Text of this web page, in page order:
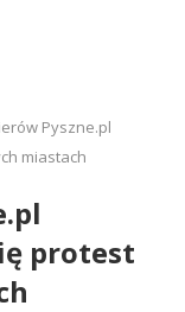
Pyszne.pl
miastach
protest